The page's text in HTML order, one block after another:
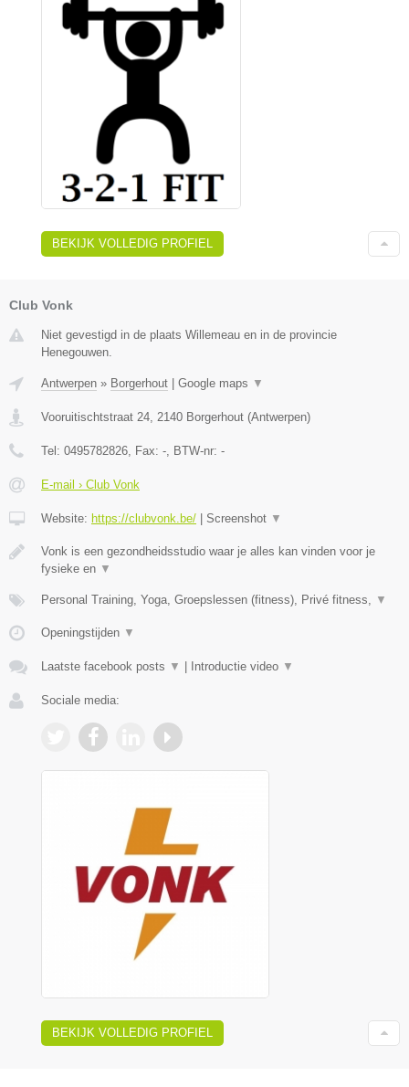
BEKIJK VOLLEDIG PROFIEL
Club Vonk
Niet gevestigd in de plaats Willemeau en in de provincie
Henegouwen.
Antwerpen » Borgerhout | Google maps ▼
Vooruitischtstraat 24 2140 Borgerhout (Antwerpen)
Tel: 0495782826 , Fax: - , BTW-nr: -
E-mail › Club Vonk
Website: https://clubvonk.be/ | Screenshot ▼
Vonk is een gezondheidsstudio waar je alles kan vinden voor je
fysieke en ▼
Personal Training, Yoga, Groepslessen (fitness), Privé fitness, ▼
Openingstijden ▼
Laatste facebook posts ▼ | Introductie video ▼
Sociale media:
BEKIJK VOLLEDIG PROFIEL